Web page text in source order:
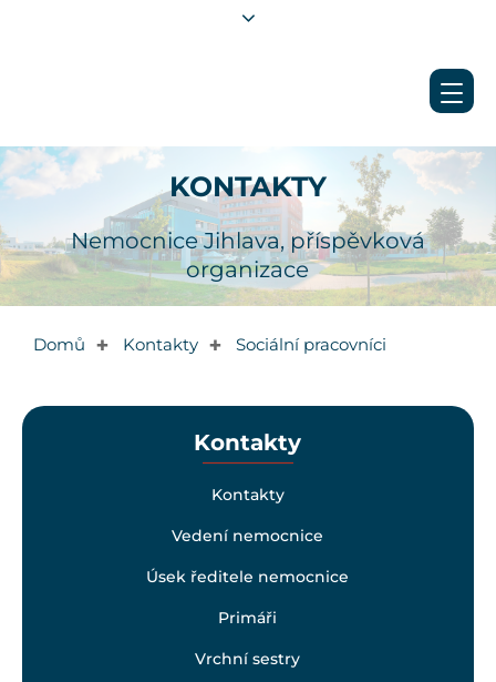
KONTAKTY
Nemocnice Jihlava, příspěvková
organizace
Domů ✚ Kontakty ✚ Sociální pracovníci
Kontakty
Kontakty
Vedení nemocnice
Úsek ředitele nemocnice
Primáři
Vrchní sestry